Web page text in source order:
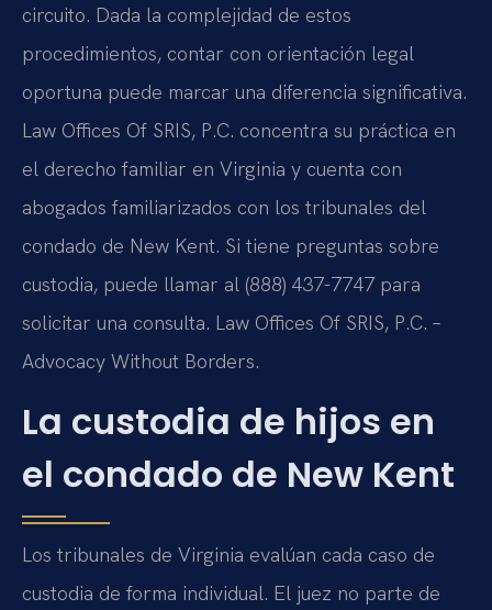
circuito. Dada la complejidad de estos
procedimientos, contar con orientación legal
oportuna puede marcar una diferencia significativa.
Law Offices Of SRIS, P.C. concentra su práctica en
el derecho familiar en Virginia y cuenta con
abogados familiarizados con los tribunales del
condado de New Kent. Si tiene preguntas sobre
custodia, puede llamar al (888) 437-7747 para
solicitar una consulta. Law Offices Of SRIS, P.C. –
Advocacy Without Borders.
La custodia de hijos en
el condado de New Kent
Los tribunales de Virginia evalúan cada caso de
custodia de forma individual. El juez no parte de